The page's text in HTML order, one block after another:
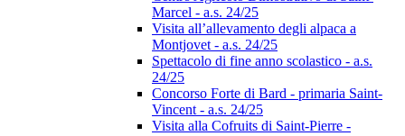
Marcel - a.s. 24/25
Visita all’allevamento degli alpaca a
Montjovet - a.s. 24/25
Spettacolo di fine anno scolastico - a.s.
24/25
Concorso Forte di Bard - primaria Saint-
Vincent - a.s. 24/25
Visita alla Cofruits di Saint-Pierre -